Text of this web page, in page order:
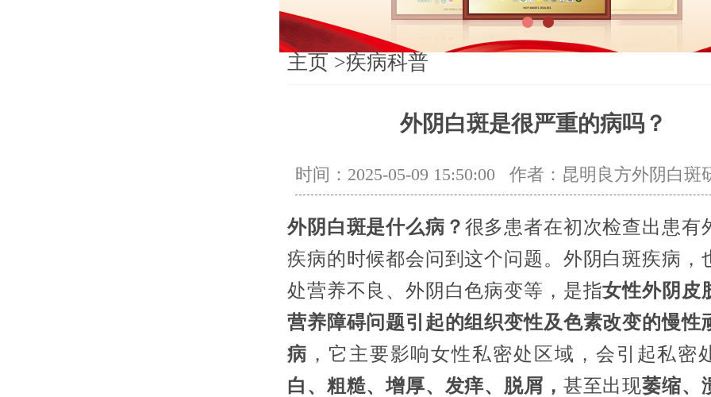
主页 >疾病科普
外阴白斑是很严重的病吗？
时间：2025-05-09 15:50:00 作者：昆明良方外阴白斑
外阴白斑是什么病？ 很多患者在初次检查出患有
疾病的时候都会问到这个问题。外阴白斑疾病，
处营养不良、外阴白色病变等，是指女性外阴皮
营养障碍问题引起的组织变性及色素改变的慢性
病 ，它主要影响女性私密处区域，会引起私密
白、粗糙、增厚、发痒、脱屑， 甚至出现萎缩、